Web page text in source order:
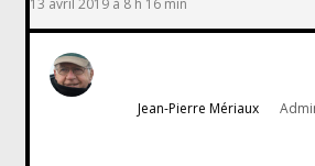
Jean-Pierre Mériaux